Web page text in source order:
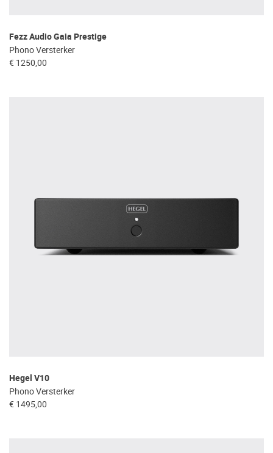
Fezz Audio Gaia Prestige
Phono Versterker
€ 1250,00
Hegel V10
Phono Versterker
€ 1495,00